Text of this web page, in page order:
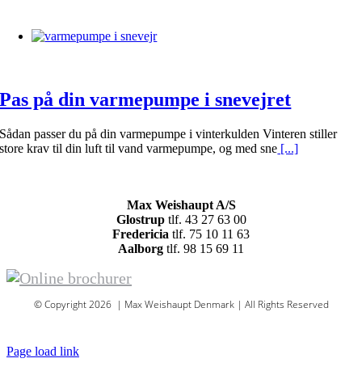
Pas på din varmepumpe i snevejret
Sådan passer du på din varmepumpe i vinterkulden Vinteren stiller
store krav til din luft til vand varmepumpe, og med sne [...]
Max Weishaupt A/S
Glostruptlf. 43 27 63 00
Fredericia tlf. 75 10 11 63
Aalborg tlf. 98 15 69 11
© Copyright 2026 | Max Weishaupt Denmark | All Rights Reserved
Page load link